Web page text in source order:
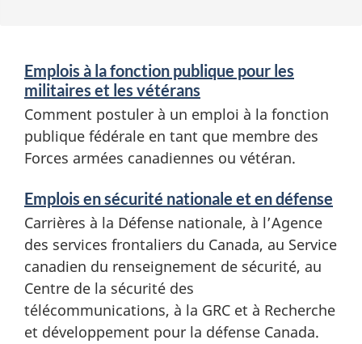
n
e
n
o
n
e
r
v
i
c
e
s
e
t
Emplois à la fonction publique pour les
militaires et les vétérans
Comment postuler à un emploi à la fonction
publique fédérale en tant que membre des
Forces armées canadiennes ou vétéran.
Emplois en sécurité nationale et en défense
Carrières à la Défense nationale, à l’Agence
des services frontaliers du Canada, au Service
canadien du renseignement de sécurité, au
Centre de la sécurité des
télécommunications, à la GRC et à Recherche
et développement pour la défense Canada.